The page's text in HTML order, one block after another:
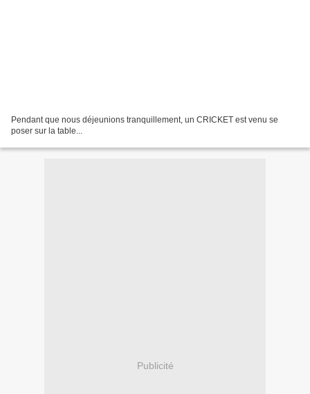
Pendant que nous déjeunions tranquillement, un CRICKET est venu se
poser sur la table...
Publicité